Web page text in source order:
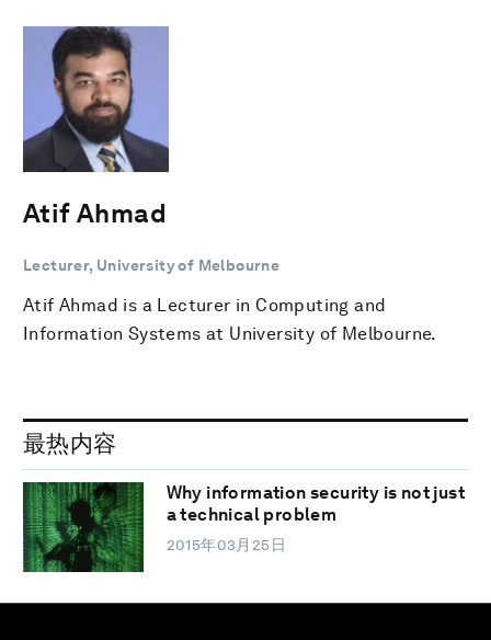
Atif Ahmad
Lecturer, University of Melbourne
Atif Ahmad is a Lecturer in Computing and
Information Systems at University of Melbourne.
最热内容
Why information security is not just
a technical problem
2015年03月25日